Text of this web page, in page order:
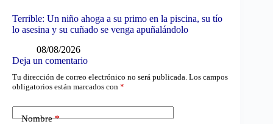
Terrible: Un niño ahoga a su primo en la piscina, su tío
lo asesina y su cuñado se venga apuñalándolo
08/08/2026
Deja un comentario
Tu dirección de correo electrónico no será publicada. Los campos
obligatorios están marcados con *
Nombre*